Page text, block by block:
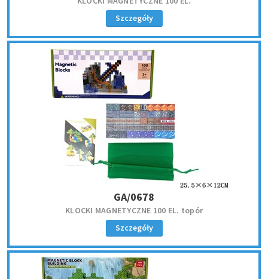
Szczegóły
GA/0678
KLOCKI MAGNETYCZNE 100 EL. topór
Szczegóły